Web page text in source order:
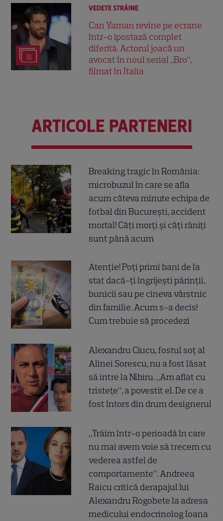
31
VEDETE STRĂINE
Can Yaman revine pe ecrane
într-o ipostază complet
diferită. Actorul joacă un
avocat în noul serial „Bro”,
filmat în Italia
ARTICOLE PARTENERI
Breaking tragic în România:
microbuzul în care se afla
acum câteva minute echipa de
fotbal din București, accident
mortal! Câți morți și câți răniți
sunt până acum
Atenție! Poți primi bani de la
stat dacă-ți îngrijești părinții,
bunicii sau pe cineva vârstnic
din familie. Acum s-a decis!
Cum trebuie să procedezi
Alexandru Ciucu, fostul soț al
Alinei Sorescu, nu a fost lăsat
să intre la Nibiru. „Am aflat cu
tristețe”, a povestit el. De ce a
fost întors din drum designerul
„Trăim într-o perioadă în care
nu mai avem voie să trecem cu
vederea astfel de
comportamente”. Andreea
Raicu critică derapajul lui
Alexandru Rogobete la adresa
medicului endocrinolog Ioana